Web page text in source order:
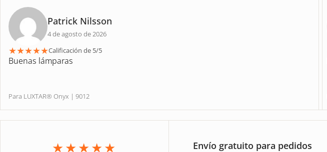
Patrick Nilsson
4 de agosto de 2026
★★★★★Calificación de 5/5
Buenas lámparas
Para LUXTAR® Onyx | 9012
★★★★★
Envío gratuito para pedidos